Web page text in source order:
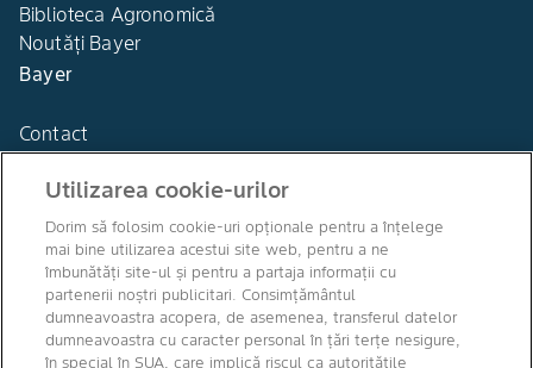
Biblioteca Agronomică
Noutăți Bayer
Bayer
Contact
Agro Bayer
România
Utilizarea cookie-urilor
Dorim să folosim cookie-uri opționale pentru a înțelege
mai bine utilizarea acestui site web, pentru a ne
îmbunătăți site-ul și pentru a partaja informații cu
partenerii noștri publicitari. Consimțământul
dumneavoastra acopera, de asemenea, transferul datelor
dumneavoastra cu caracter personal în țări terțe nesigure,
în special în SUA, care implică riscul ca autoritățile